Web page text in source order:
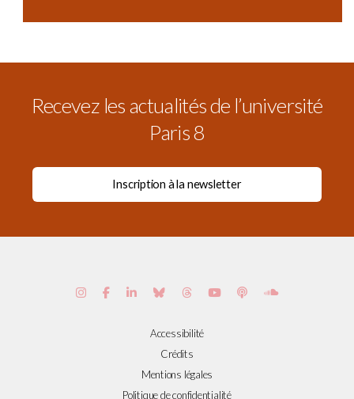
Recevez les actualités de l’université
Paris 8
Accessibilité
Crédits
Mentions légales
Politique de confidentialité